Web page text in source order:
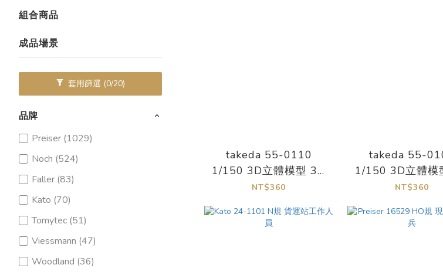
組合商品
成品場景
套用篩選 (0/20)
品牌
Preiser (1029)
Noch (524)
Faller (83)
Kato (70)
Tomytec (51)
Viessmann (47)
Woodland (36)
takeda 55-0110
1/150 3D立體模型 3D
彩色 商業人偶3
NT$360
takeda 55-
1/150 3D立體模
彩色 商業人偶2
NT$360